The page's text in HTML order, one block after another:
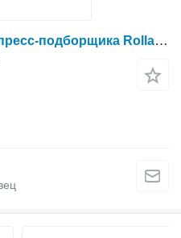
Звездочка Claas Z-13 для пресс-подборщика Rolland